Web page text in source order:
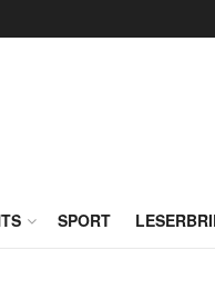
SPORT